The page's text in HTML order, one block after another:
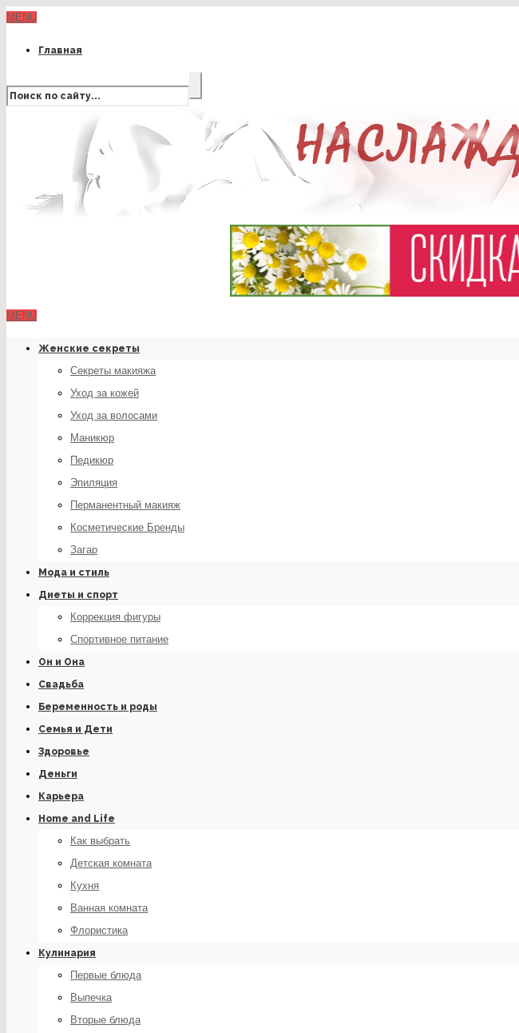
MENU
Главная
MENU
Женские секреты
Секреты макияжа
Уход за кожей
Уход за волосами
Маникюр
Педикюр
Эпиляция
Перманентный макияж
Косметические Бренды
Загар
Мода и стиль
Диеты и спорт
Коррекция фигуры
Спортивное питание
Он и Она
Свадьба
Беременность и роды
Семья и Дети
Здоровье
Деньги
Карьера
Home and Life
Как выбрать
Детская комната
Кухня
Ванная комната
Флористика
Кулинария
Первые блюда
Выпечка
Вторые блюда